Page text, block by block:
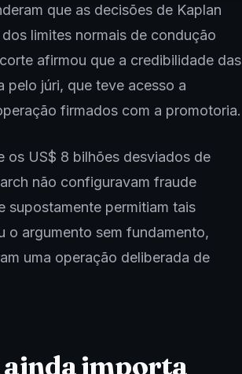
que as decisões de Kaplan
limites normais de condução
afirmou que a credibilidade das
pelo júri, que teve acesso a
firmados com a promotoria.
os US$ 8 bilhões desviados de
não configuravam fraude
supostamente permitiam tais
o argumento sem fundamento,
uma operação deliberada de
ainda importa